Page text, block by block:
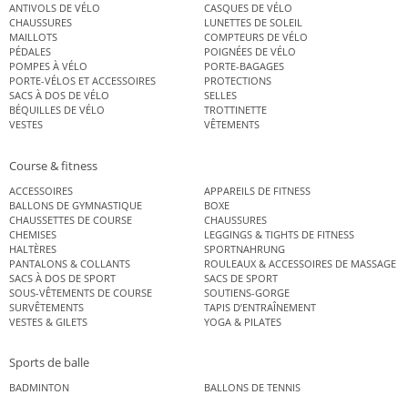
ANTIVOLS DE VÉLO
CASQUES DE VÉLO
CHAUSSURES
LUNETTES DE SOLEIL
MAILLOTS
COMPTEURS DE VÉLO
PÉDALES
POIGNÉES DE VÉLO
POMPES À VÉLO
PORTE-BAGAGES
PORTE-VÉLOS ET ACCESSOIRES
PROTECTIONS
SACS À DOS DE VÉLO
SELLES
BÉQUILLES DE VÉLO
TROTTINETTE
VESTES
VÊTEMENTS
Course & fitness
ACCESSOIRES
APPAREILS DE FITNESS
BALLONS DE GYMNASTIQUE
BOXE
CHAUSSETTES DE COURSE
CHAUSSURES
CHEMISES
LEGGINGS & TIGHTS DE FITNESS
HALTÈRES
SPORTNAHRUNG
PANTALONS & COLLANTS
ROULEAUX & ACCESSOIRES DE MASSAGE
SACS À DOS DE SPORT
SACS DE SPORT
SOUS-VÊTEMENTS DE COURSE
SOUTIENS-GORGE
SURVÊTEMENTS
TAPIS D’ENTRAÎNEMENT
VESTES & GILETS
YOGA & PILATES
Sports de balle
BADMINTON
BALLONS DE TENNIS